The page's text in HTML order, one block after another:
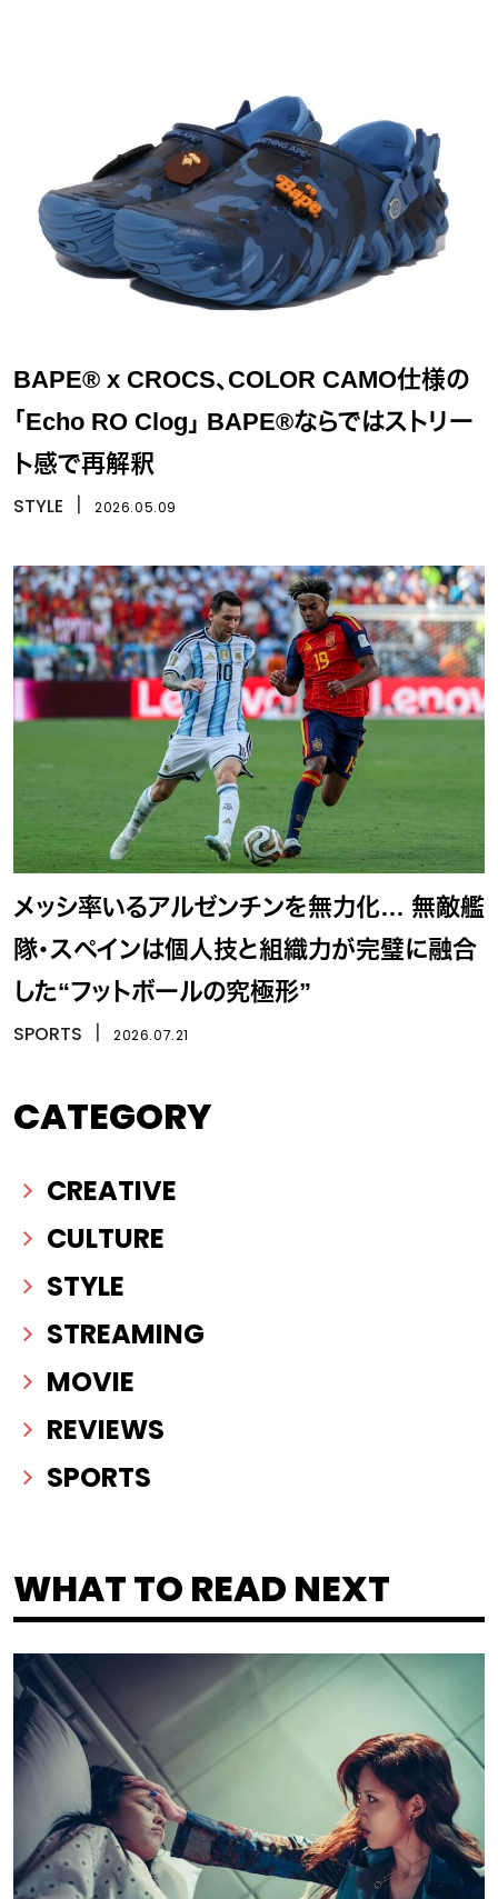
BAPE® x CROCS、COLOR CAMO仕様の
「Echo RO Clog」 BAPE®ならではストリー
ト感で再解釈
STYLE 2026.05.09
メッシ率いるアルゼンチンを無力化… 無敵艦
隊・スペインは個人技と組織力が完璧に融合
した“フットボールの究極形”
SPORTS 2026.07.21
CATEGORY
CREATIVE
CULTURE
STYLE
STREAMING
MOVIE
REVIEWS
SPORTS
WHAT TO READ NEXT